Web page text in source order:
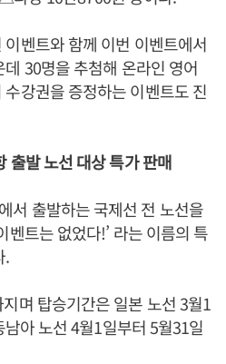
벤트와 함께 이번 이벤트에서
30명을 추첨해 온라인 영어
강권을 증정하는 이벤트도 진
발 노선 대상 특가 판매
서 출발하는 국제선 전 노선을
벤트는 없었다!’ 라는 이름의 특
.
며 탑승기간은 일본 노선 3월1
아 노선 4월1일부터 5월31일